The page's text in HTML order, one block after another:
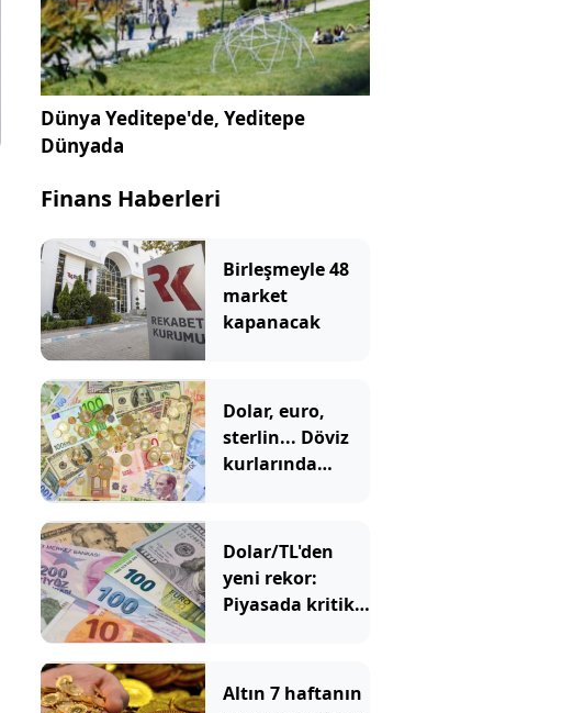
Dünya Yeditepe'de, Yeditepe
Dünyada
Finans Haberleri
Birleşmeyle 48
market
kapanacak
Dolar, euro,
sterlin... Döviz
kurlarında
Dolar/TL'den
yeni rekor:
Piyasada kritik
alarmı!
Altın 7 haftanın